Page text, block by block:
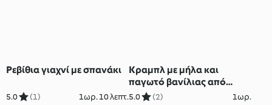
Ρεβίθια γιαχνί με σπανάκι
5.0 (1) 1ωρ. 10 λεπτ.
Κραμπλ με μήλα και
παγωτό βανίλιας από
κάσιους
5.0 (2) 1ωρ.